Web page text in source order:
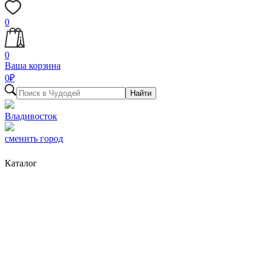
0
0
Ваша корзина
0₽
Найти
Владивосток
сменить город
Каталог